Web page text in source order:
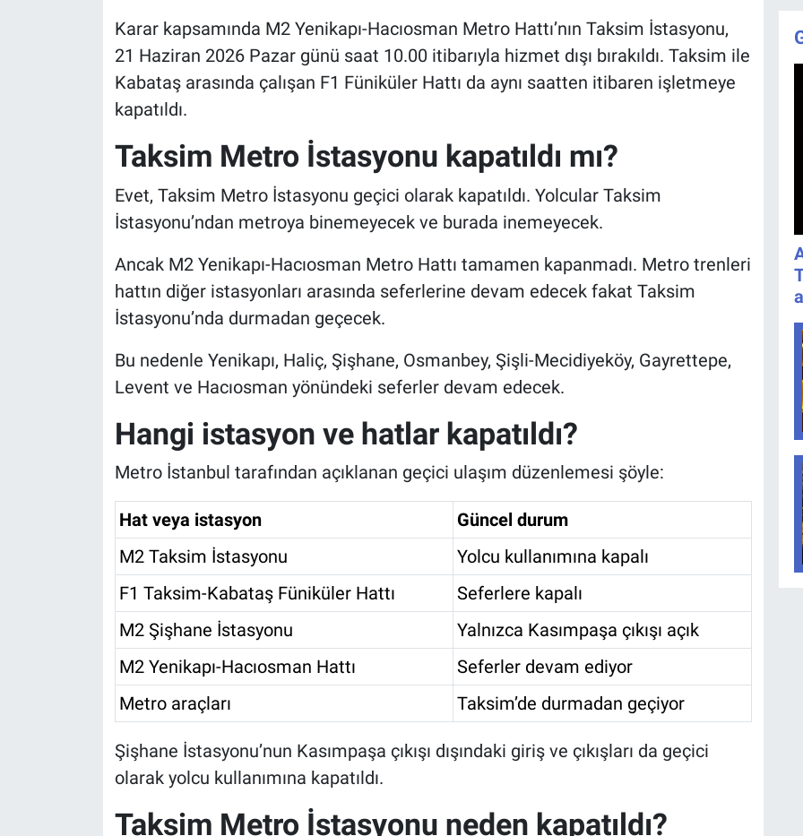
Karar kapsamında M2 Yenikapı-Hacıosman Metro Hattı’nın Taksim İstasyonu,
21 Haziran 2026 Pazar günü saat 10.00 itibarıyla hizmet dışı bırakıldı. Taksim ile
Kabataş arasında çalışan F1 Füniküler Hattı da aynı saatten itibaren işletmeye
kapatıldı.
Taksim Metro İstasyonu kapatıldı mı?
Evet, Taksim Metro İstasyonu geçici olarak kapatıldı. Yolcular Taksim
İstasyonu’ndan metroya binemeyecek ve burada inemeyecek.
Ancak M2 Yenikapı-Hacıosman Metro Hattı tamamen kapanmadı. Metro trenleri
hattın diğer istasyonları arasında seferlerine devam edecek fakat Taksim
İstasyonu’nda durmadan geçecek.
Bu nedenle Yenikapı, Haliç, Şişhane, Osmanbey, Şişli-Mecidiyeköy, Gayrettepe,
Levent ve Hacıosman yönündeki seferler devam edecek.
Hangi istasyon ve hatlar kapatıldı?
Metro İstanbul tarafından açıklanan geçici ulaşım düzenlemesi şöyle:
Hat veya istasyon
Güncel durum
M2 Taksim İstasyonu
Yolcu kullanımına kapalı
F1 Taksim-Kabataş Füniküler Hattı
Seferlere kapalı
M2 Şişhane İstasyonu
Yalnızca Kasımpaşa çıkışı açık
M2 Yenikapı-Hacıosman Hattı
Seferler devam ediyor
Metro araçları
Taksim’de durmadan geçiyor
Şişhane İstasyonu’nun Kasımpaşa çıkışı dışındaki giriş ve çıkışları da geçici
olarak yolcu kullanımına kapatıldı.
Taksim Metro İstasyonu neden kapatıldı?